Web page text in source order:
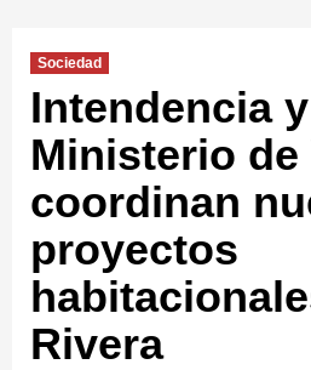
Sociedad
Intendencia y
Ministerio de
coordinan
proyectos
Rivera